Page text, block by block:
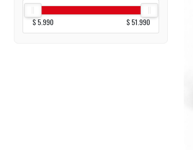
$ 5.990 $ 51.990